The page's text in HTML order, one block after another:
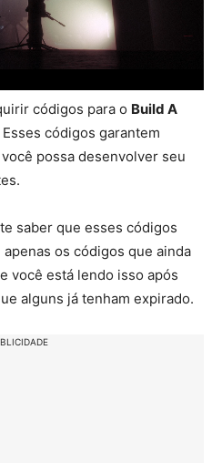
códigos para o Build A
códigos garantem
possa desenvolver seu
saber que esses códigos
os códigos que ainda
você está lendo isso após
alguns já tenham expirado.